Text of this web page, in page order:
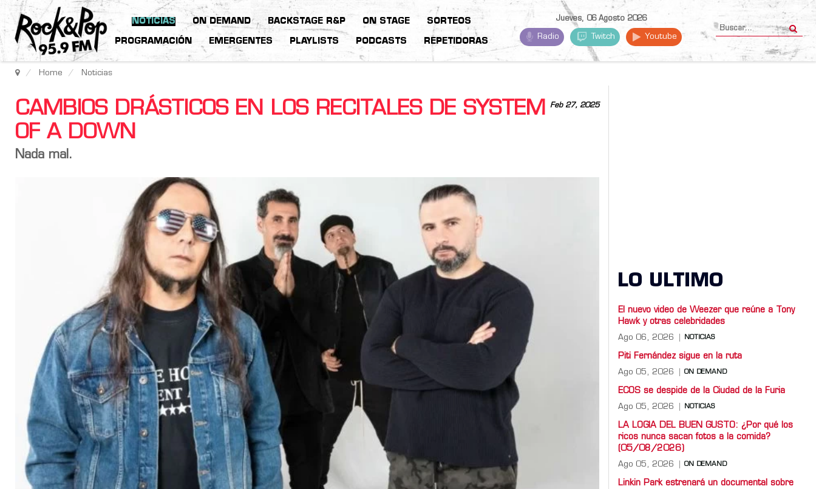
NOTICIAS ON DEMAND BACKSTAGE R&P ON STAGE SORTEOS
PROGRAMACIÓN EMERGENTES PLAYLISTS PODCASTS REPETIDORAS
Jueves, 06 Agosto 2026
Radio Twitch Youtube
Home Noticias
Feb 27, 2025
CAMBIOS DRÁSTICOS EN LOS RECITALES DE SYSTEM
OF A DOWN
Nada mal.
LO ULTIMO
El nuevo video de Weezer que reúne a Tony
Hawk y otras celebridades
Ago 06, 2026 NOTICIAS
Piti Fernández sigue en la ruta
Ago 05, 2026 ON DEMAND
ECOS se despide de la Ciudad de la Furia
Ago 05, 2026 NOTICIAS
LA LOGIA DEL BUEN GUSTO: ¿Por qué los
ricos nunca sacan fotos a la comida?
(05/08/2026)
Ago 05, 2026 ON DEMAND
Linkin Park estrenará un documental sobre